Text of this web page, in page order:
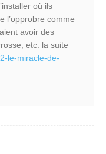
où ils
l’opprobre comme
avoir des
etc. la suite
le-miracle-de-